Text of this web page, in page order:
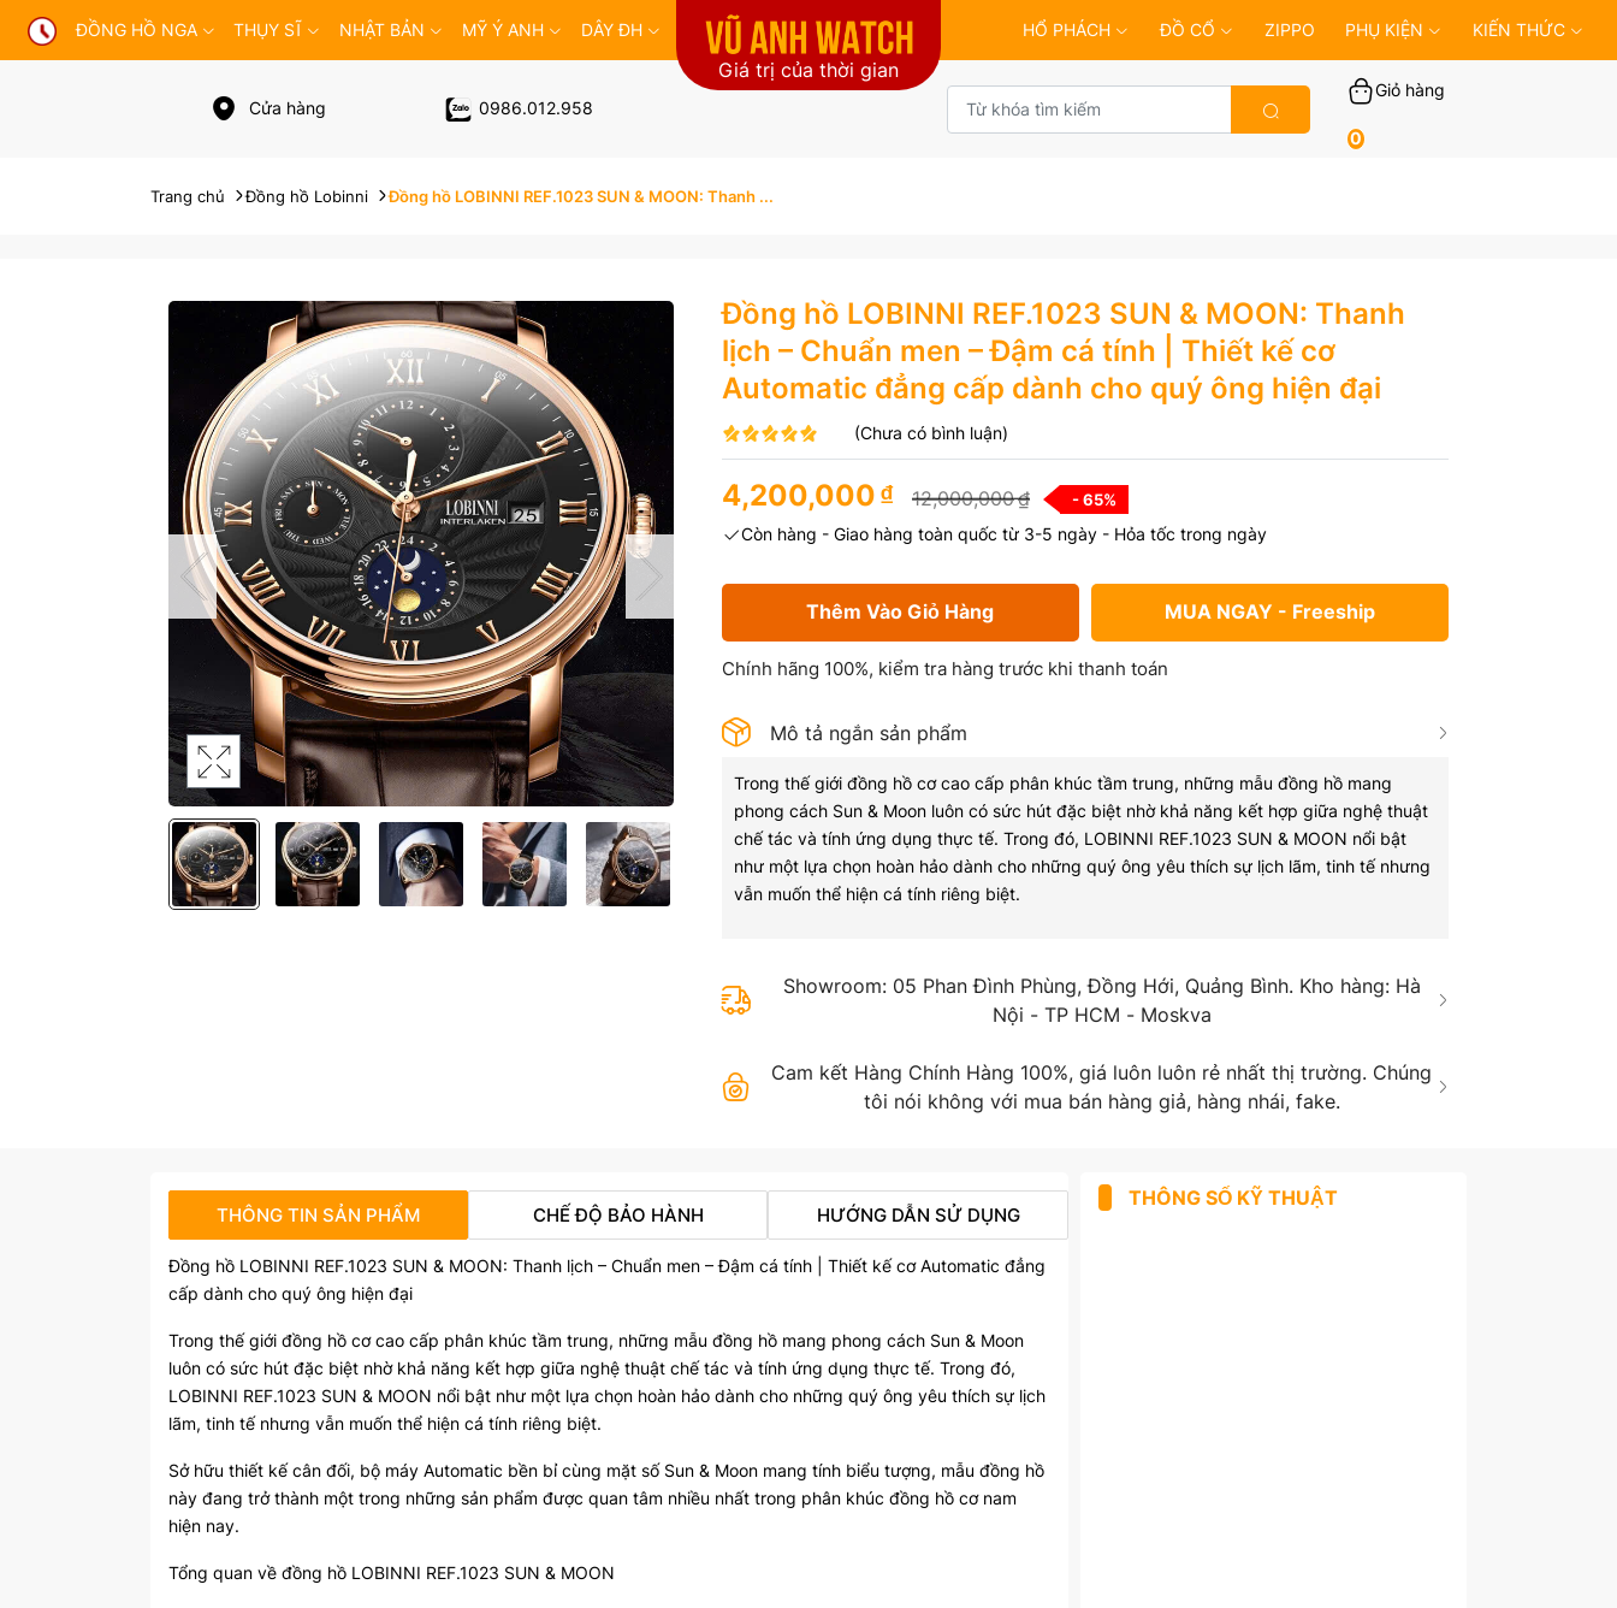
ĐỒNG HỒ NGA THỤY SĨ NHẬT BẢN MỸ Ý ANH DÂY ĐH
Giá trị của thời gian
HỔ PHÁCH ĐỒ CỔ ZIPPO PHỤ KIỆN KIẾN THỨC
Cửa hàng 0986.012.958
Giỏ hàng
0
Trang chủ Đồng hồ Lobinni Đồng hồ LOBINNI REF.1023 SUN & MOON: Thanh ...
Đồng hồ LOBINNI REF.1023 SUN & MOON: Thanh
lịch – Chuẩn men – Đậm cá tính | Thiết kế cơ
Automatic đẳng cấp dành cho quý ông hiện đại
(Chưa có bình luận)
4,200,000₫ 12,000,000₫ - 65%
Còn hàng - Giao hàng toàn quốc từ 3-5 ngày - Hỏa tốc trong ngày
Thêm Vào Giỏ Hàng MUA NGAY - Freeship
Chính hãng 100%, kiểm tra hàng trước khi thanh toán
Mô tả ngắn sản phẩm
Trong thế giới đồng hồ cơ cao cấp phân khúc tầm trung, những mẫu đồng hồ mang
phong cách Sun & Moon luôn có sức hút đặc biệt nhờ khả năng kết hợp giữa nghệ thuật
chế tác và tính ứng dụng thực tế. Trong đó, LOBINNI REF.1023 SUN & MOON nổi bật
như một lựa chọn hoàn hảo dành cho những quý ông yêu thích sự lịch lãm, tinh tế nhưng
vẫn muốn thể hiện cá tính riêng biệt.
Showroom: 05 Phan Đình Phùng, Đồng Hới, Quảng Bình. Kho hàng: Hà
Nội - TP HCM - Moskva
Cam kết Hàng Chính Hàng 100%, giá luôn luôn rẻ nhất thị trường. Chúng
tôi nói không với mua bán hàng giả, hàng nhái, fake.
THÔNG TIN SẢN PHẨM CHẾ ĐỘ BẢO HÀNH HƯỚNG DẪN SỬ DỤNG
Đồng hồ LOBINNI REF.1023 SUN & MOON: Thanh lịch – Chuẩn men – Đậm cá tính | Thiết kế cơ Automatic đẳng
cấp dành cho quý ông hiện đại
Trong thế giới đồng hồ cơ cao cấp phân khúc tầm trung, những mẫu đồng hồ mang phong cách Sun & Moon
luôn có sức hút đặc biệt nhờ khả năng kết hợp giữa nghệ thuật chế tác và tính ứng dụng thực tế. Trong đó,
LOBINNI REF.1023 SUN & MOON nổi bật như một lựa chọn hoàn hảo dành cho những quý ông yêu thích sự lịch
lãm, tinh tế nhưng vẫn muốn thể hiện cá tính riêng biệt.
Sở hữu thiết kế cân đối, bộ máy Automatic bền bỉ cùng mặt số Sun & Moon mang tính biểu tượng, mẫu đồng hồ
này đang trở thành một trong những sản phẩm được quan tâm nhiều nhất trong phân khúc đồng hồ cơ nam
hiện nay.
Tổng quan về đồng hồ LOBINNI REF.1023 SUN & MOON
THÔNG SỐ KỸ THUẬT